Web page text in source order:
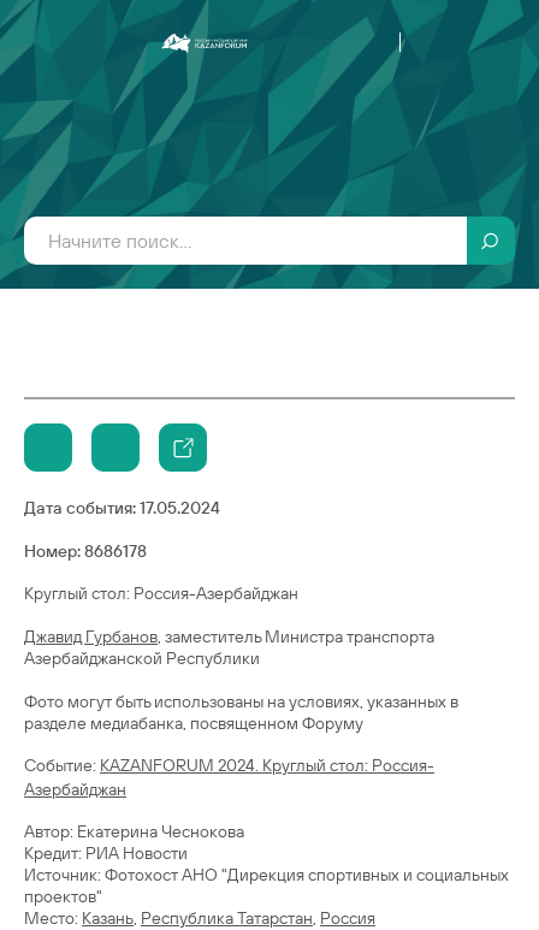
Дата события:17.05.2024
Номер: 8686178
Круглый стол: Россия-Азербайджан
Джавид Гурбанов, заместитель Министра транспорта
Азербайджанской Республики
Фото могут быть использованы на условиях, указанных в
разделе медиабанка, посвященном Форуму
Cобытие: KAZANFORUM 2024. Круглый стол: Россия-
Азербайджан
Автор: Екатерина Чеснокова
Кредит: РИА Новости
Источник: Фотохост АНО "Дирекция спортивных и социальных
проектов"
Место: Казань, Республика Татарстан, Россия